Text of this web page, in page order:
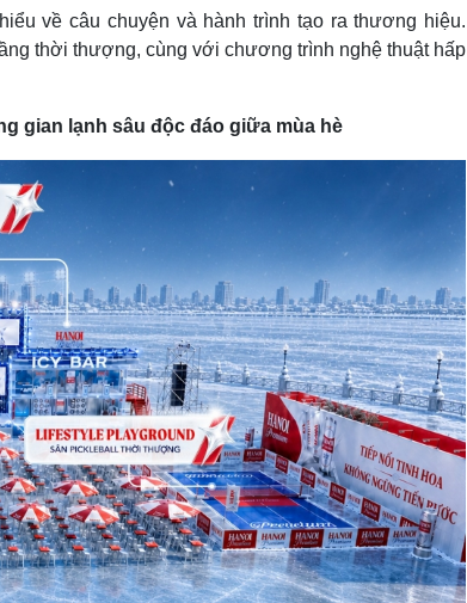
về câu chuyện và hành trình tạo ra thương hiệu.
thời thượng, cùng với chương trình nghệ thuật hấp
gian lạnh sâu độc đáo giữa mùa hè